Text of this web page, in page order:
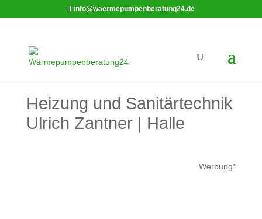
info@waermepumpenberatung24.de
Heizung und Sanitärtechnik
Ulrich Zantner | Halle
Werbung*